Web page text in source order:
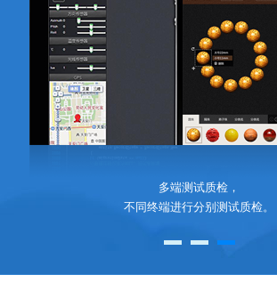
多端测试质检，
不同终端进行分别测试质检。